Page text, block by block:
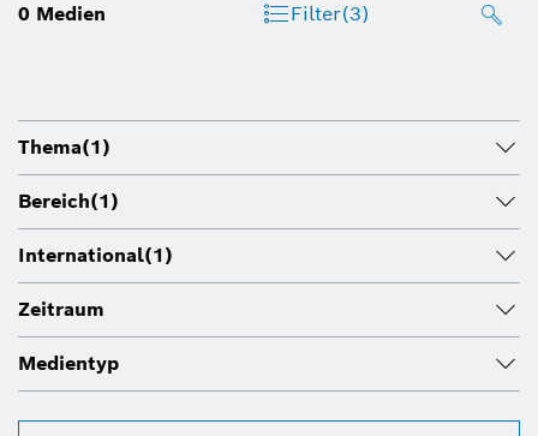
0 Medien Filter(3)
Thema(1)
Bereich(1)
International(1)
Zeitraum
Medientyp